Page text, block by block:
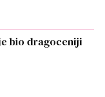
bio dragoceniji